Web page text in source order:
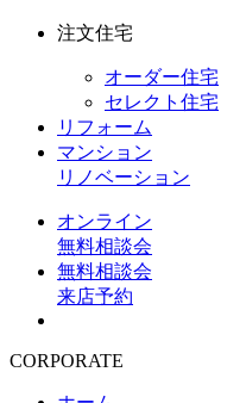
注文住宅
オーダー住宅
セレクト住宅
リフォーム
マンション
リノベーション
オンライン
無料相談会
無料相談会
来店予約
CORPORATE